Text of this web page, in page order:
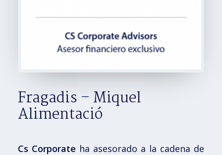
Fragadis – Miquel
Alimentació
Cs Corporate ha asesorado a la cadena de